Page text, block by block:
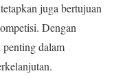
juga bertujuan
Dengan
dalam